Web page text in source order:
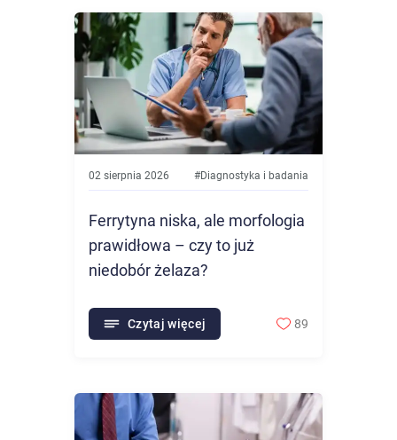
02 sierpnia 2026 #Diagnostyka i badania
Ferrytyna niska, ale morfologia
prawidłowa – czy to już
niedobór żelaza?
Czytaj więcej 89